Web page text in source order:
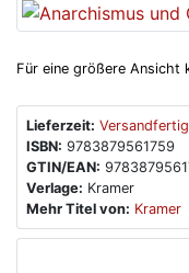
Für eine größere Ansicht
Lieferzeit:
ISBN: 9783879561759
GTIN/EAN:
Verlage: Kramer
Mehr Titel von: Kramer